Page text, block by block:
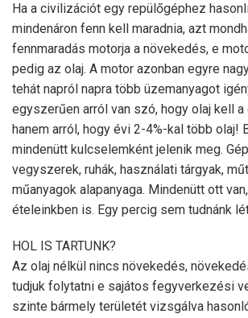
Ha a civilizációt egy repülőgéphez
mindenáron fenn kell maradnia, azt
fennmaradás motorja a növekedés, e
pedig az olaj. A motor azonban egyre
tehát napról napra több üzemanyagot
egyszerűen arról van szó, hogy olaj kell a
hanem arról, hogy évi 2-4%-kal több olaj!
mindenütt kulcselemként jelenik meg.
vegyszerek, ruhák, használati tárgyak,
műanyagok alapanyaga. Mindenütt ott
ételeinkben is. Egy percig sem tudnánk
HOL IS TARTUNK?
Az olaj nélkül nincs növekedés,
tudjuk folytatni e sajátos fegyverkezési
szinte bármely területét vizsgálva